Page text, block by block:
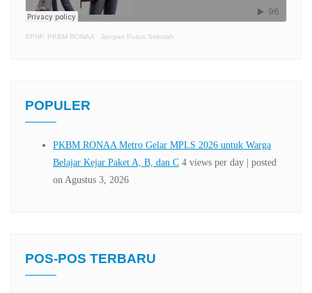
SPNF. PKBM RONAA · Jangan Putus Sekolah
POPULER
POS-POS TERBARU